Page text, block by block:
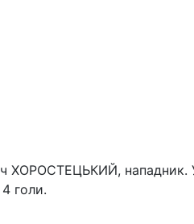
ХОРОСТЕЦЬКИЙ, нападник.
голи.